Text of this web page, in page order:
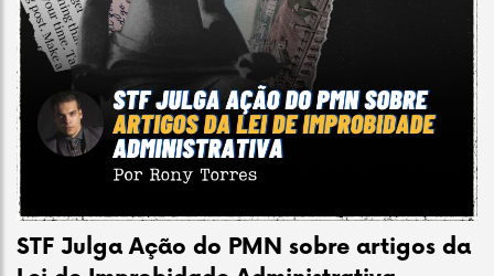
STF Julga Ação do PMN sobre artigos da